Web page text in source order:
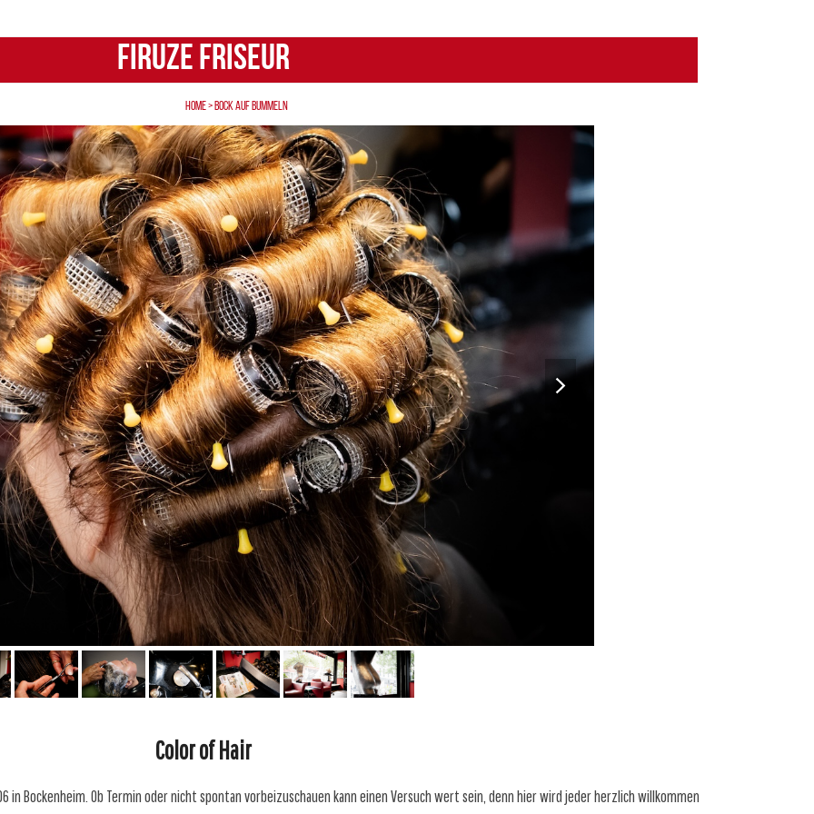
BOCK AUF LEUTE NOCH BOCKENHEIM?
Firuze Friseur
Home>BOCK AUF BUMMELN
next
slide
Color of Hair
in Bockenheim. Ob Termin oder nicht spontan vorbeizuschauen kann einen Versuch wert sein, denn hier wird jeder herzlich willkommen